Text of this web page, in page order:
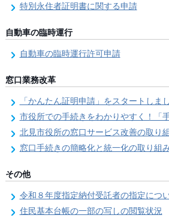
特別永住者証明書に関する申請
自動車の臨時運行
自動車の臨時運行許可申請
窓口業務改革
「かんたん証明申請」をスタートしま
市役所での手続きをわかりやすく！「手続きチェ
北見市役所の窓口サービス改善の取り
窓口手続きの簡略化と統一化の取り組みについて（ワ
その他
令和８年度指定納付受託者の指定につ
住民基本台帳の一部の写しの閲覧状況